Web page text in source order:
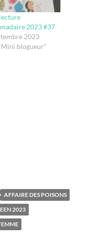
2023 #37
2023
blogueur"
AFFAIRE DES POISONS
2023